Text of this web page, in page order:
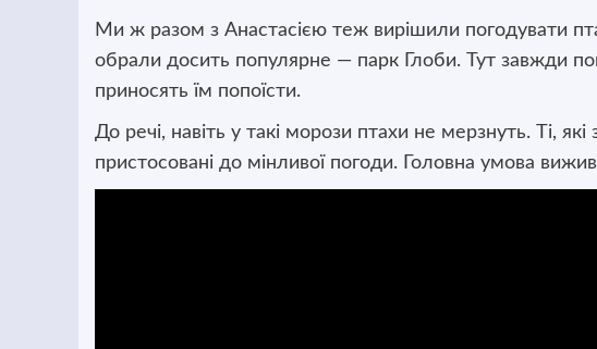
Ми ж разом з Анастасією теж вирішили погодувати
обрали досить популярне — парк Глоби. Тут завжди
приносять їм попоїсти.
До речі, навіть у такі морози птахи не мерзнуть. Ті,
пристосовані до мінливої погоди. Головна умова